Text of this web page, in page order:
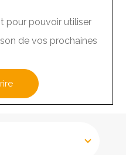
pour pouvoir utiliser
de vos prochaines